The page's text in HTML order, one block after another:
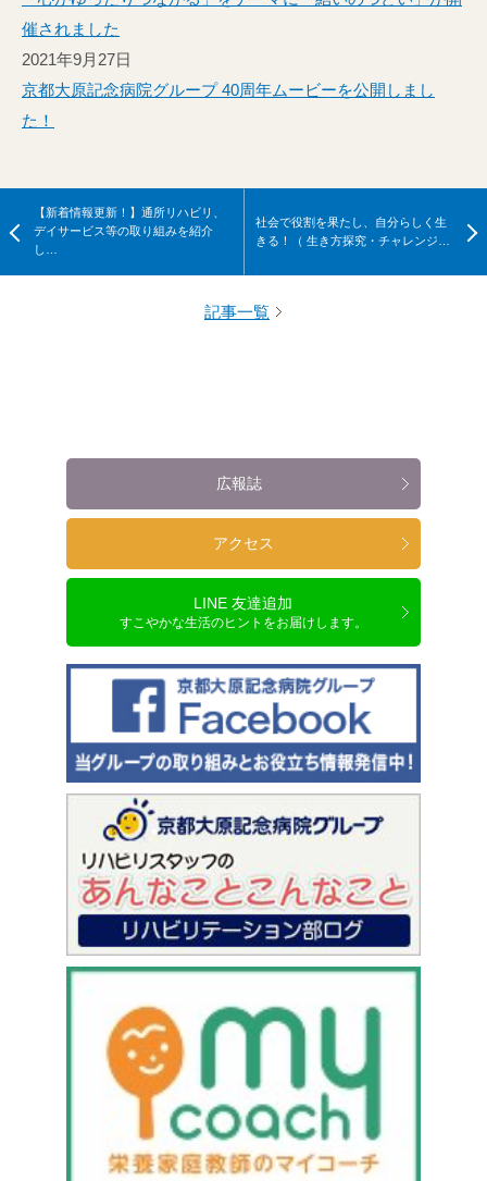
催されました
2021年9月27日
京都大原記念病院グループ 40周年ムービーを公開しまし
た！
【新着情報更新！】通所リハビリ、
デイサービス等の取り組みを紹介
し…
社会で役割を果たし、自分らしく生
きる！（ 生き方探究・チャレンジ…
記事一覧
広報誌
アクセス
LINE 友達追加
すこやかな生活のヒントをお届けします。